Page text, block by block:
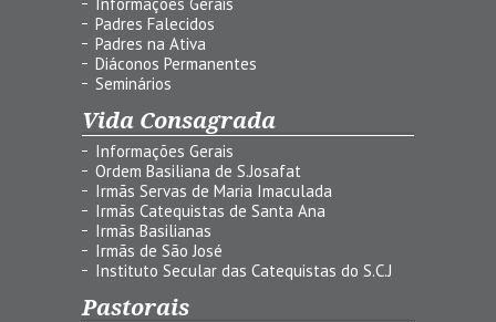
Padres Falecidos
Padres na Ativa
Diáconos Permanentes
Seminários
Vida Consagrada
Informações Gerais
Ordem Basiliana de S.Josafat
Irmãs Servas de Maria Imaculada
Irmãs Catequistas de Santa Ana
Irmãs Basilianas
Irmãs de São José
Instituto Secular das Catequistas do S.C.J
Pastorais